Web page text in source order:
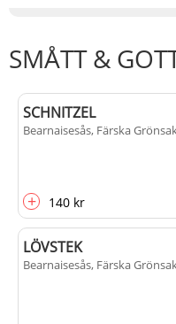
SMÅTT &
SCHNITZEL
Bearnaisesås, Färska
+ 140 kr
LÖVSTEK
Bearnaisesås, Färska